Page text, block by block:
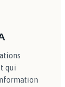
qui